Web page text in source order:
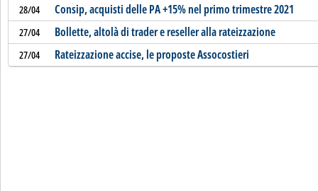
28/04 Consip, acquisti delle PA +15% nel primo trimestre 2021
27/04 Bollette, altolà di trader e reseller alla rateizzazione
27/04 Rateizzazione accise, le proposte Assocostieri